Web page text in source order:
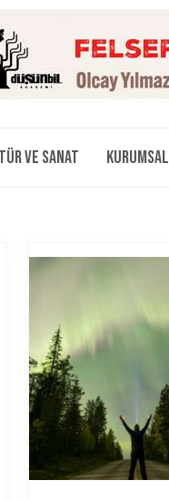
ve Sanat Kurumsal